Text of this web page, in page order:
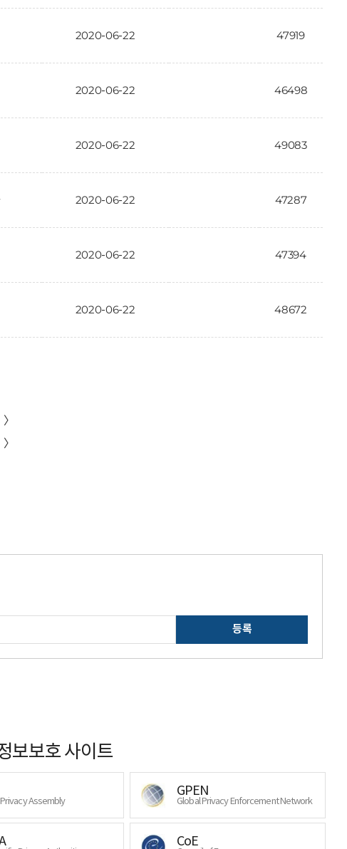
2020-06-22 47919
2020-06-22 46498
2020-06-22 49083
2020-06-22 47287
2020-06-22 47394
2020-06-22 48672
〉
〉
등록
보보호 사이트
Assembly
GPEN
Global Privacy Enforcement Network
CoE